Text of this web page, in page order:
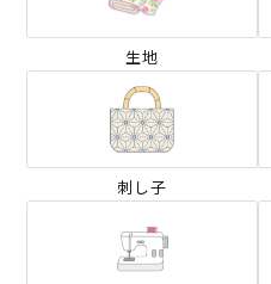
生地
刺し子